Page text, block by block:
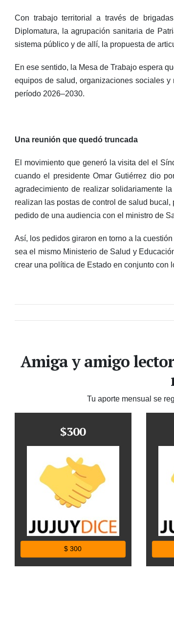
Con trabajo territorial a través de
Diplomatura, la agrupación sanitaria de
sistema público y de allí, la propuesta de
En ese sentido, la Mesa de Trabajo espera
equipos de salud, organizaciones sociales
período 2026–2030.
Una reunión que quedó truncada
El movimiento que generó la visita del el
cuando el presidente Omar Gutiérrez dio
agradecimiento de realizar solidariamente
realizan las postas de control de salud
pedido de una audiencia con el ministro de
Así, los pedidos giraron en torno a la
sea el mismo Ministerio de Salud y
crear una política de Estado en conjunto con
Amiga y amigo
Tu aporte mensual se
$300
$ 300